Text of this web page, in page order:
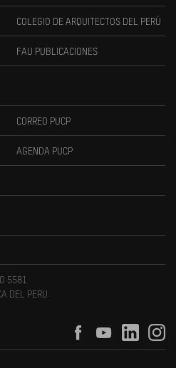
COLEGIO DE ARQUITECTOS DEL PERÚ
FAU PUBLICACIONES
CORREO PUCP
AGENDA PUCP
5581
DEL PERU